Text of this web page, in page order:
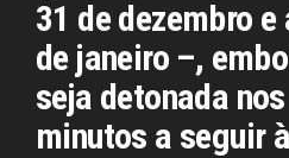
31 de dezembro e
de janeiro –,
seja detonada
minutos a seguir